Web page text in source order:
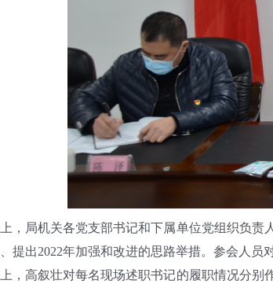
局机关各党支部书记和下属单位党组织负责人
提出2022年加强和改进的思路举措。参会人员
高叙壮对每名现场述职书记的履职情况分别